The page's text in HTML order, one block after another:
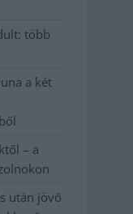
több
a két
– a
után jövő